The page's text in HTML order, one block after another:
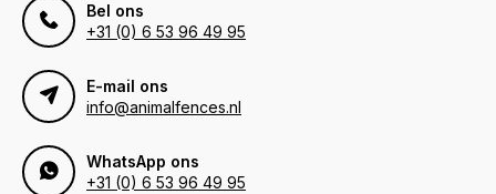
Bel ons
+31 (0) 6 53 96 49 95
E-mail ons
info@animalfences.nl
WhatsApp ons
+31 (0) 6 53 96 49 95